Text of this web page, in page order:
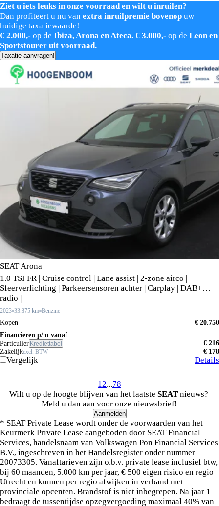
Ziet u iets leuks in onze voorraad en wilt u inruilen?
Dan profiteert u nu van extra inruilpremie bovenop uw
huidige taxatiewaarde!
€ 2.000,- op de Ibiza, Arona en Ateca. € 3.000,- op de Leon en
Sportstourer uit voorraad.
Taxatie aanvragen!
SEAT Arona
1.0 TSI FR | Cruise control | Lane assist | 2-zone airco |
Sfeerverlichting | Parkeersensoren achter | Carplay | DAB+
radio |
2023 33.875 km Benzine
Kopen
€ 20.750
Financieren p/m vanaf
Particulier Krediettabel
€ 216
Zakelijkexcl. BTW € 178
Vergelijk Details
1 2...78
Wilt u op de hoogte blijven van het laatste SEAT nieuws?
Meld u dan aan voor onze nieuwsbrief!
Aanmelden
* SEAT Private Lease wordt onder de voorwaarden van het
Keurmerk Private Lease aangeboden door SEAT Financial
Services, handelsnaam van Volkswagen Pon Financial Services
B.V., ingeschreven in het Handelsregister onder nummer
20073305. Vanaftarieven zijn o.b.v. private lease inclusief btw,
bij 60 maanden, 5.000 km per jaar, € 500 eigen risico en regio
Utrecht en kunnen per regio afwijken in verband met
provinciale opcenten. Brandstof is niet inbegrepen. Na jaar 1
bedraagt de tussentijdse opzegvergoeding maximaal 40% van